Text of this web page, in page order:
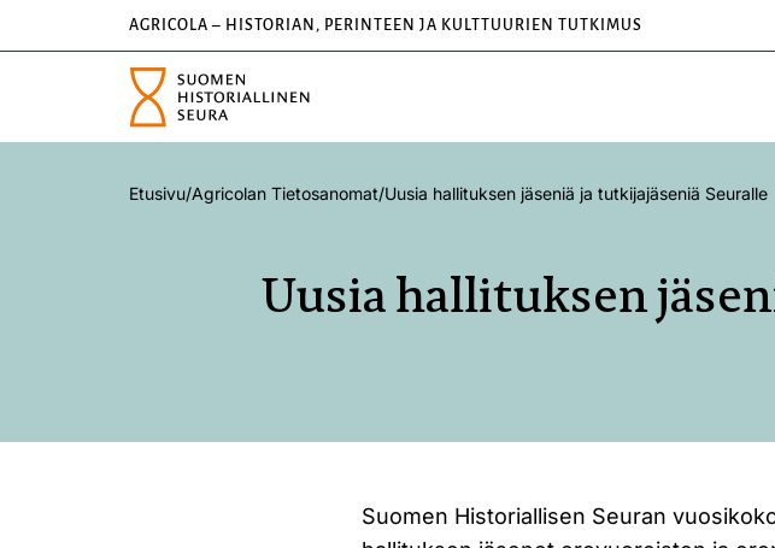
AGRICOLA – HISTORIAN, PERINTEEN JA KULTTUURIEN TUTKIMUS
Etusivu/Agricolan Tietosanomat/Uusia hallituksen jäseniä ja tutkijajäseniä Seuralle
Uusia hallituksen
Suomen Historiallisen Seuran